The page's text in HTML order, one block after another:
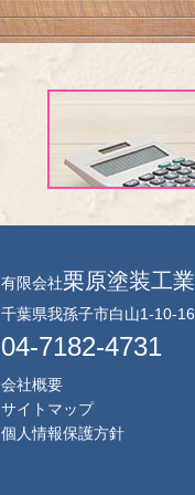
有限会社栗原塗装工業
千葉県我孫子市白山1-10-16
04-7182-4731
会社概要
サイトマップ
個人情報保護方針